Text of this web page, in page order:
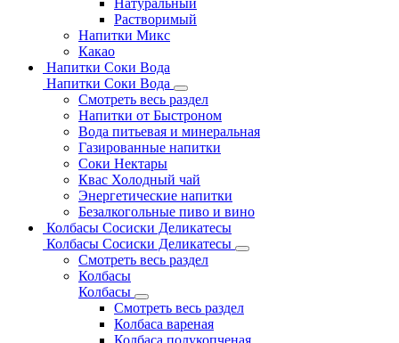
Натуральный
Растворимый
Напитки Микс
Какао
Напитки Соки Вода
Напитки Соки Вода
Смотреть весь раздел
Напитки от Быстроном
Вода питьевая и минеральная
Газированные напитки
Соки Нектары
Квас Холодный чай
Энергетические напитки
Безалкогольные пиво и вино
Колбасы Сосиски Деликатесы
Колбасы Сосиски Деликатесы
Смотреть весь раздел
Колбасы
Колбасы
Смотреть весь раздел
Колбаса вареная
Колбаса полукопченая